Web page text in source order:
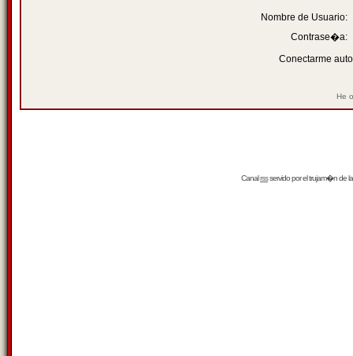
Nombre de Usuario:
Contrase�a:
Conectarme
He
Canalrssservido por eltrujam�nde